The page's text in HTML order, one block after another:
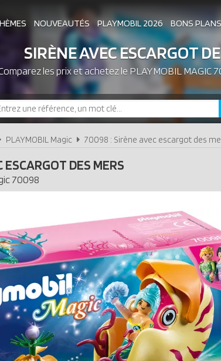
NOUVEAUTÉS PLAYMOBIL 2026 BONS PLANS
ASSOCIATIONS DE FANS
LES PLAYMOBIL
SIRÈNE AVEC ESCARGOT
les prix et achetez le PLAYMOBIL MAGIC
PLAYMOBIL Magic 70098 : Sirène avec escargot des
ESCARGOT DES MERS
70098